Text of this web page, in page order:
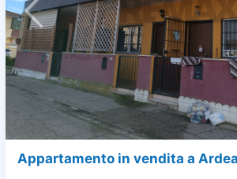
Appartamento in vendita a